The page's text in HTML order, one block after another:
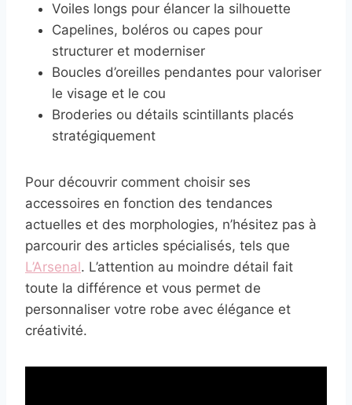
Voiles longs pour élancer la silhouette
Capelines, boléros ou capes pour
structurer et moderniser
Boucles d’oreilles pendantes pour valoriser
le visage et le cou
Broderies ou détails scintillants placés
stratégiquement
Pour découvrir comment choisir ses
accessoires en fonction des tendances
actuelles et des morphologies, n’hésitez pas à
parcourir des articles spécialisés, tels que
L’Arsenal. L’attention au moindre détail fait
toute la différence et vous permet de
personnaliser votre robe avec élégance et
créativité.